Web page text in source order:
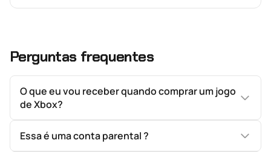
Perguntas frequentes
O que eu vou receber quando comprar um jogo
de Xbox?
Essa é uma conta parental ?